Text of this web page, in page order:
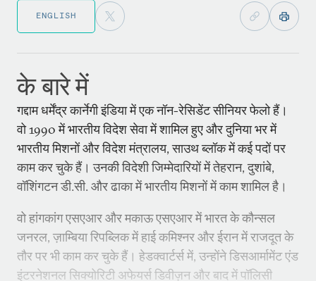
ENGLISH
के बारे में
गद्दाम धर्मेंद्र कार्नेगी इंडिया में एक नॉन-रेसिडेंट सीनियर फेलो हैं।
वो 1990 में भारतीय विदेश सेवा में शामिल हुए और दुनिया भर में
भारतीय मिशनों और विदेश मंत्रालय, साउथ ब्लॉक में कई पदों पर
काम कर चुके हैं। उनकी विदेशी जिम्मेदारियों में तेहरान, दुशांबे,
वॉशिंगटन डी.सी. और ढाका में भारतीय मिशनों में काम शामिल है।
वो हांगकांग एसएआर और मकाऊ एसएआर में भारत के कौन्सल
जनरल, ज़ाम्बिया रिपब्लिक में हाई कमिश्नर और ईरान में राजदूत के
तौर पर भी काम कर चुके हैं। हेडक्वार्टर्स में, उन्होंने डिसआर्मामेंट एंड
इंटरनेशनल सिक्योरिटी अफेयर्स डिवीज़न और बाद में पॉलिसी